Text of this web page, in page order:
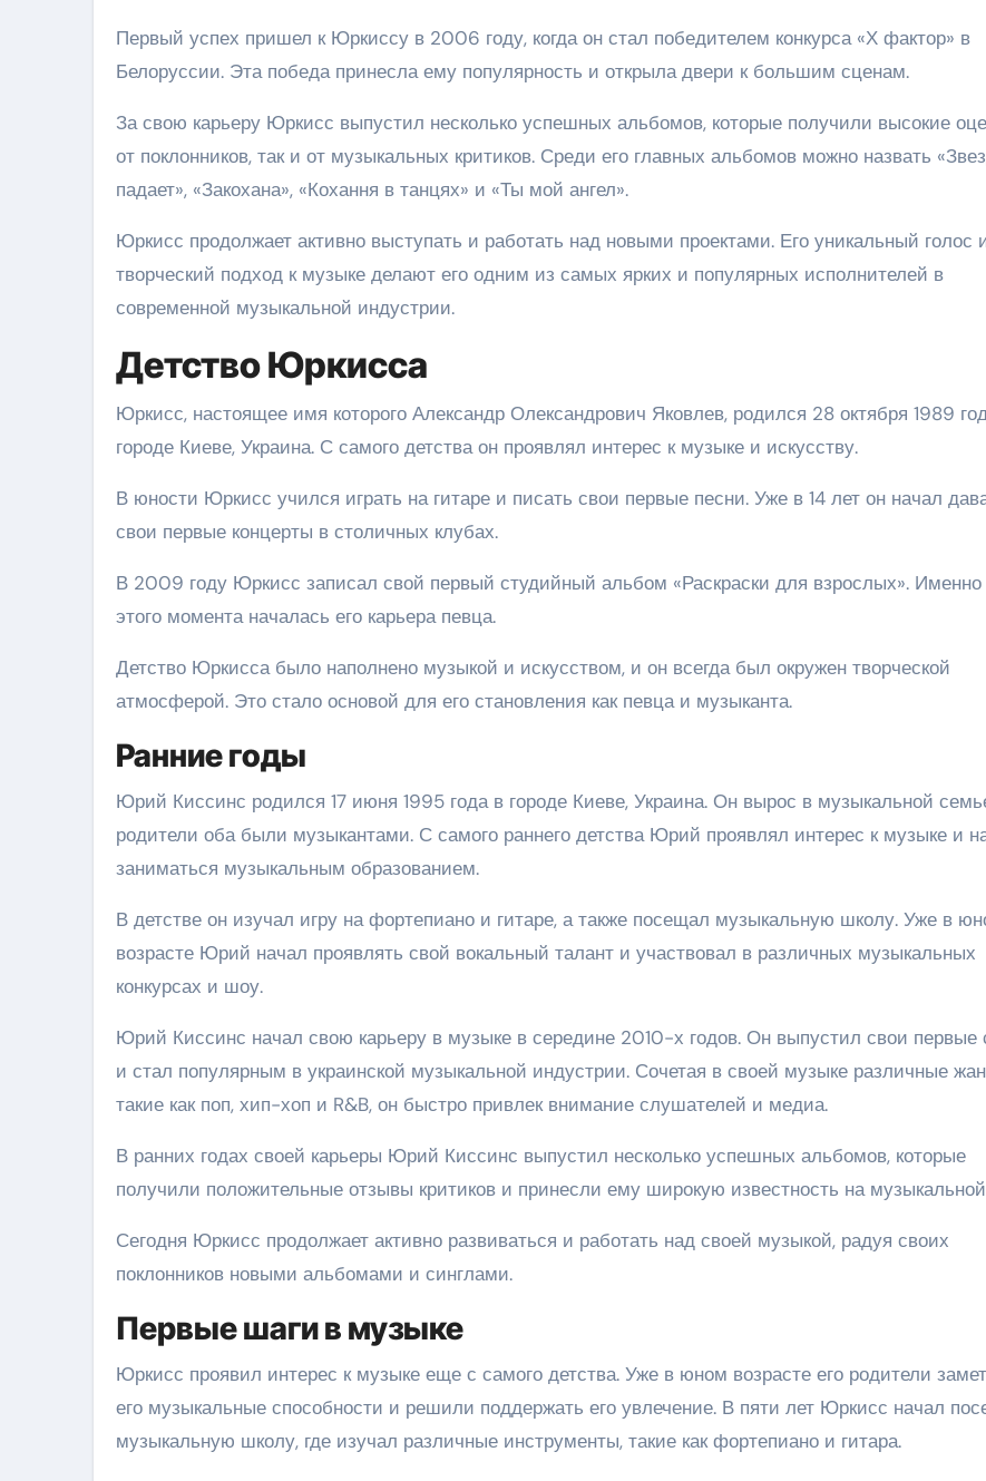
Первый успех пришел к Юркиссу в 2006 году, когда он стал победителем конкурса «Х фактор» в
Белоруссии. Эта победа принесла ему популярность и открыла двери к большим сценам.
За свою карьеру Юркисс выпустил несколько успешных альбомов, которые получили высокие
от поклонников, так и от музыкальных критиков. Среди его главных альбомов можно назвать
падает», «Закохана», «Кохання в танцях» и «Ты мой ангел».
Юркисс продолжает активно выступать и работать над новыми проектами. Его уникальный голос
творческий подход к музыке делают его одним из самых ярких и популярных исполнителей в
современной музыкальной индустрии.
Детство Юркисса
Юркисс, настоящее имя которого Александр Олександрович Яковлев, родился 28 октября 1989
городе Киеве, Украина. С самого детства он проявлял интерес к музыке и искусству.
В юности Юркисс учился играть на гитаре и писать свои первые песни. Уже в 14 лет он начал
свои первые концерты в столичных клубах.
В 2009 году Юркисс записал свой первый студийный альбом «Раскраски для взрослых». Именно
этого момента началась его карьера певца.
Детство Юркисса было наполнено музыкой и искусством, и он всегда был окружен творческой
атмосферой. Это стало основой для его становления как певца и музыканта.
Ранние годы
Юрий Киссинс родился 17 июня 1995 года в городе Киеве, Украина. Он вырос в музыкальной
родители оба были музыкантами. С самого раннего детства Юрий проявлял интерес к музыке и
заниматься музыкальным образованием.
В детстве он изучал игру на фортепиано и гитаре, а также посещал музыкальную школу. Уже в
возрасте Юрий начал проявлять свой вокальный талант и участвовал в различных музыкальных
конкурсах и шоу.
Юрий Киссинс начал свою карьеру в музыке в середине 2010-х годов. Он выпустил свои первые
и стал популярным в украинской музыкальной индустрии. Сочетая в своей музыке различные
такие как поп, хип-хоп и R&B, он быстро привлек внимание слушателей и медиа.
В ранних годах своей карьеры Юрий Киссинс выпустил несколько успешных альбомов, которые
получили положительные отзывы критиков и принесли ему широкую известность на
Сегодня Юркисс продолжает активно развиваться и работать над своей музыкой, радуя своих
поклонников новыми альбомами и синглами.
Первые шаги в музыке
Юркисс проявил интерес к музыке еще с самого детства. Уже в юном возрасте его родители
его музыкальные способности и решили поддержать его увлечение. В пяти лет Юркисс начал
музыкальную школу, где изучал различные инструменты, такие как фортепиано и гитара.